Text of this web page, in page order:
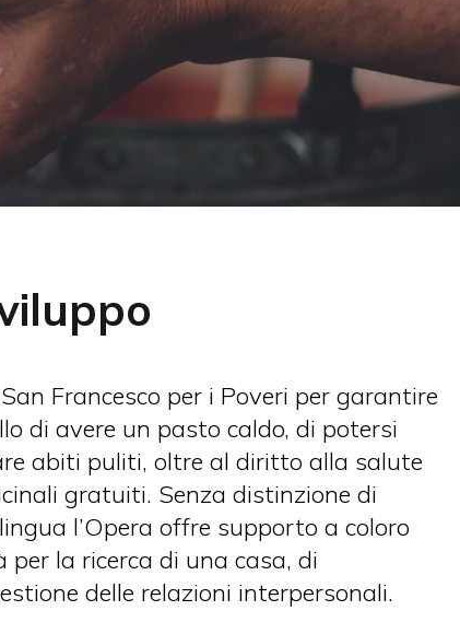
Francesco per i Poveri per garantire
di avere un pasto caldo, di potersi
abiti puliti, oltre al diritto alla salute
gratuiti. Senza distinzione di
l’Opera offre supporto a coloro
la ricerca di una casa, di
delle relazioni interpersonali.